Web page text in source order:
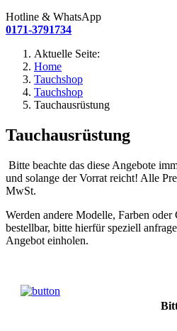
Hotline & WhatsApp
0171-3791734
Aktuelle Seite:
Home
Tauchshop
Tauchshop
Tauchausrüstung
Tauchausrüstung
Bitte beachte das diese Angebote
und solange der Vorrat reicht! Alle
MwSt.
Werden andere Modelle, Farben
bestellbar, bitte hierfür speziell
Angebot einholen.